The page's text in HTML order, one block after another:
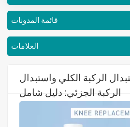
قائمة المدونات
العلامات
الركبة الكلي واستبدال
الركبة الجزئي: دليل شامل